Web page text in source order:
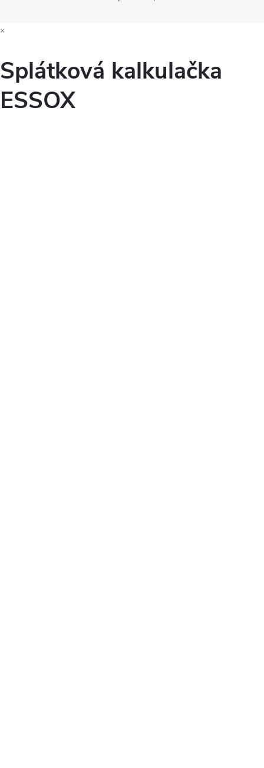
×
Splátková kalkulačka
ESSOX